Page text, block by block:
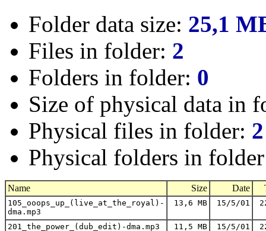
Folder data size: 25,1
Files in folder: 2
Folders in folder: 0
Size of physical data in
Physical files in folder: 2
Physical folders in
Name Size Date
105_ooops_up_(live_at_the_royal)-
dma.mp3
13,6 MB 15/5/01
201_the_power_(dub_edit)-dma.mp3 11,5 MB 15/5/01